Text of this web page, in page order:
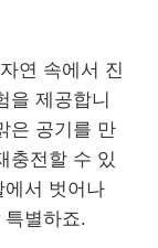
연 속에서 진
을 제공합니
은 공기를 만
충전할 수 있
에서 벗어나
별하죠.